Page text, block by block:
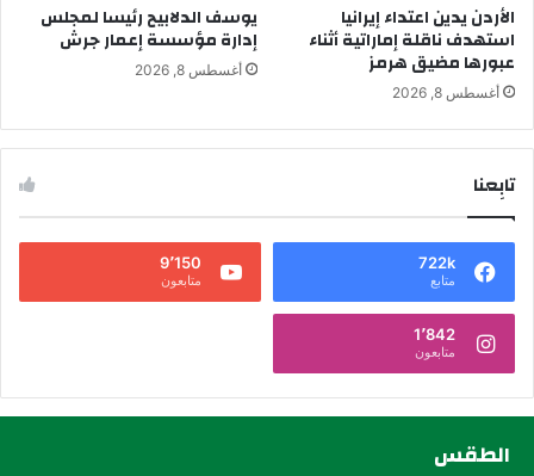
الأردن يدين اعتداء إيرانيا
استهدف ناقلة إماراتية أثناء
عبورها مضيق هرمز
أغسطس 8, 2026
يوسف الدلابيح رئيسا لمجلس
إدارة مؤسسة إعمار جرش
أغسطس 8, 2026
تابِعنا
722k
متابع
9٬150
متابعون
1٬842
متابعون
الطقس